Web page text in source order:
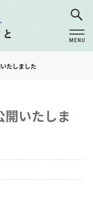
たしました
いたしま
MENU